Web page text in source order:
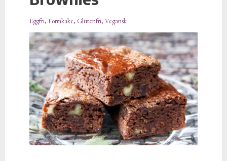
Eggfri, Formkake, Glutenfri, Vegansk